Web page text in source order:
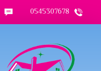
0545307678